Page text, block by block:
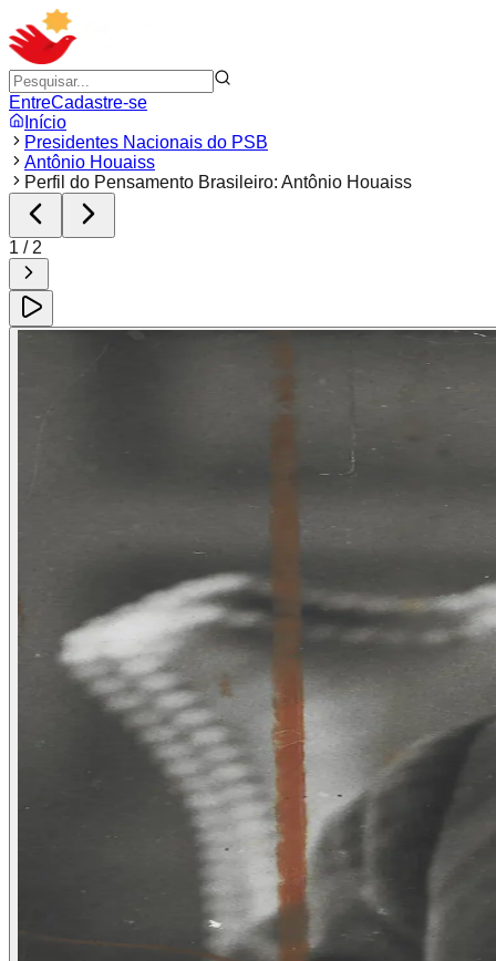
EntreCadastre-se
Início
Presidentes Nacionais do PSB
Antônio Houaiss
Perfil do Pensamento Brasileiro: Antônio Houaiss
1 / 2